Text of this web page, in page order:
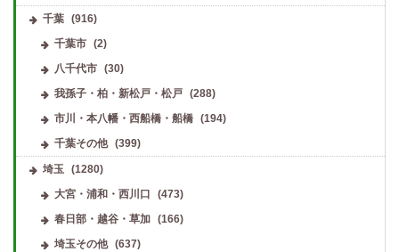
千葉 (916)
千葉市
(2)
八千代市
(30)
我孫子・柏・新松戸・松戸
(288)
市川・本八幡・西船橋・船橋
(194)
千葉その他
(399)
埼玉 (1280)
大宮・浦和・西川口
(473)
春日部・越谷・草加
(166)
埼玉その他
(637)